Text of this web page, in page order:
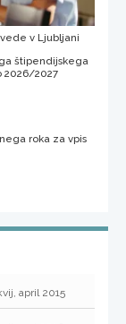
v Ljubljani
štipendijskega
2026/2027
roka za vpis
april 2015